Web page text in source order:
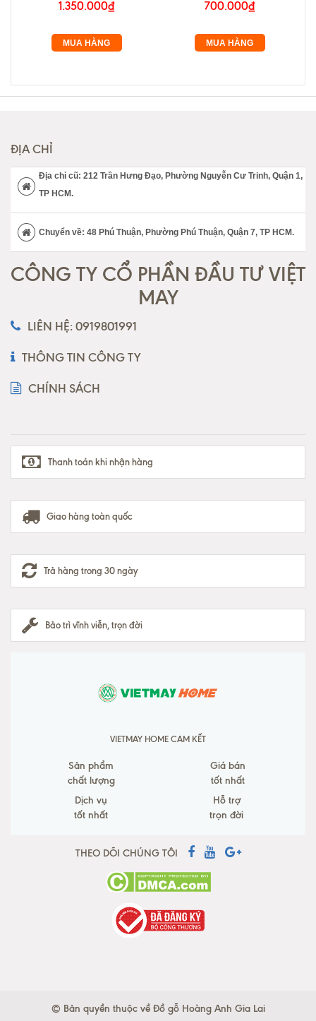
1.350.000₫
MUA HÀNG
700.000₫
MUA HÀNG
ĐỊA CHỈ
Địa chỉ cũ: 212 Trần Hưng Đạo, Phường Nguyễn Cư Trinh, Quận 1,
TP HCM.
Chuyển về: 48 Phú Thuận, Phường Phú Thuận, Quận 7, TP HCM.
CÔNG TY CỔ PHẦN ĐẦU TƯ VIỆT
MAY
LIÊN HỆ: 0919801991
THÔNG TIN CÔNG TY
CHÍNH SÁCH
Thanh toán khi nhận hàng
Giao hàng toàn quốc
Trả hàng trong 30 ngày
Bảo trì vĩnh viễn, trọn đời
VIETMAY HOME CAM KẾT
Sản phẩm
chất lượng
Giá bán
tốt nhất
Dịch vụ
tốt nhất
Hỗ trợ
trọn đời
THEO DÕI CHÚNG TÔI
© Bản quyền thuộc về Đồ gỗ Hoàng Anh Gia Lai